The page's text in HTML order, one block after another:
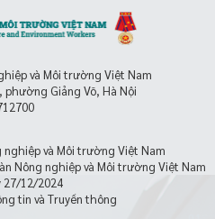
và Môi trường Việt Nam
phường Giảng Võ, Hà Nội
và Môi trường Việt Nam
Nông nghiệp và Môi trường Việt Nam
27/12/2024
tin và Truyền thông